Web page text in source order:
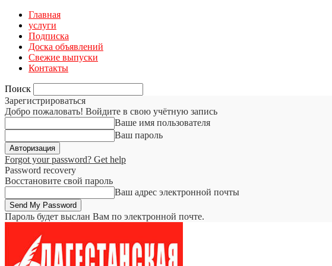
Главная
услуги
Подписка
Доска объявлений
Свежие выпуски
Контакты
Поиск
Зарегистрироваться
Добро пожаловать! Войдите в свою учётную запись
Ваше имя пользователя
Ваш пароль
Forgot your password? Get help
Password recovery
Восстановите свой пароль
Ваш адрес электронной почты
Пароль будет выслан Вам по электронной почте.